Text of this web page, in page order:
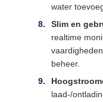
water
Slim en
realtime
beheer.
laad-/